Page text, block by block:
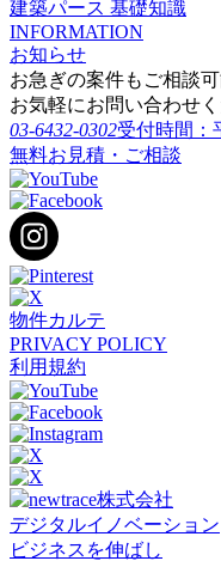
建築パース 基礎知識
INFORMATION
お知らせ
お急ぎの案件もご相談可
お気軽にお問い合わせく
03-6432-0302受付時間：
無料お見積・ご相談
物件カルテ
PRIVACY POLICY
利用規約
デジタルイノベーション
ビジネスを伸ばし